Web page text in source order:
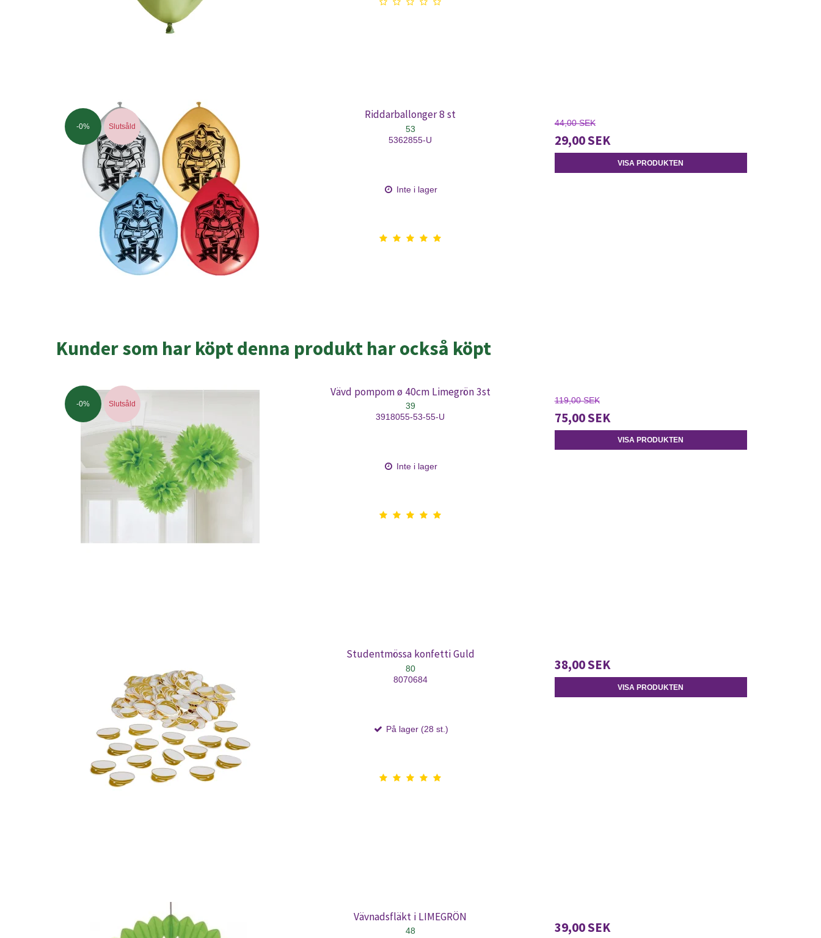
-0% Slutsåld
Riddarballonger 8 st
53
5362855-U
Inte i lager
44,00 SEK
29,00 SEK
VISA PRODUKTEN
Kunder som har köpt denna produkt har också köpt
-0% Slutsåld
Vävd pompom ø 40cm Limegrön 3st
39
3918055-53-55-U
Inte i lager
119,00 SEK
75,00 SEK
VISA PRODUKTEN
Studentmössa konfetti Guld
80
8070684
På lager (28 st.)
38,00 SEK
VISA PRODUKTEN
Vävnadsfläkt i LIMEGRÖN
48
39,00 SEK